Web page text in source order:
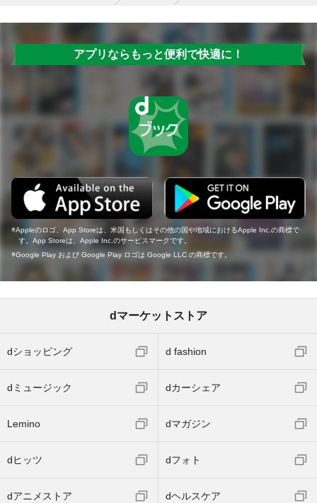
アプリならもっと便利で快適に！
Appleのロゴ、App Storeは、米国もしくはその他の国や地域におけるApple Inc.の商標で
す。App Storeは、Apple Inc.のサービスマークです。
Google Play および Google Play ロゴは Google LLC の商標です。
dマーケットストア
dショッピング d fashion
dミュージック dカーシェア
Lemino dマガジン
dヒッツ dフォト
dアニメストア dヘルスケア